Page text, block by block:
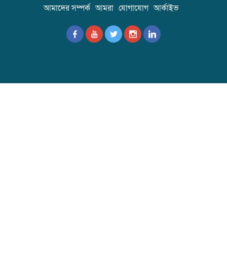
আমাদের সম্পর্ক আমরা যোগাযোগ আর্কাইভ